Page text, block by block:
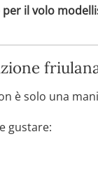
per il volo
è solo una
gustare: